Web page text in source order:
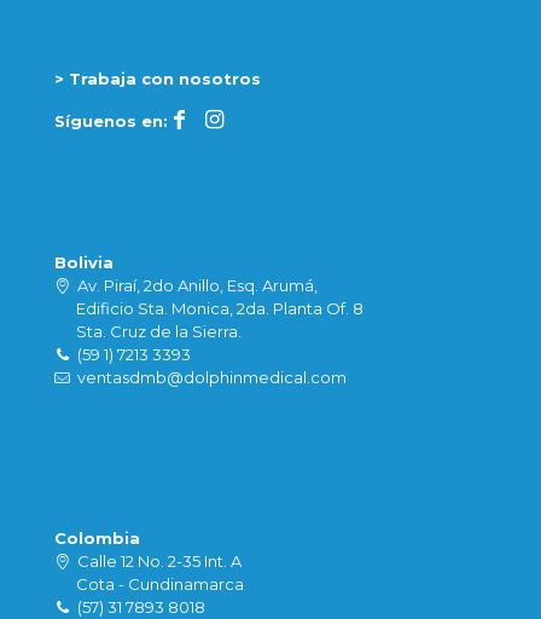
> Trabaja con nosotros
Síguenos en:
Bolivia
Av. Piraí, 2do Anillo, Esq. Arumá,
Edificio Sta. Monica, 2da. Planta Of. 8
Sta. Cruz de la Sierra.
(59 1) 7213 3393
ventasdmb@dolphinmedical.com
Colombia
Calle 12 No. 2-35 Int. A
Cota - Cundinamarca
(57) 31 7893 8018